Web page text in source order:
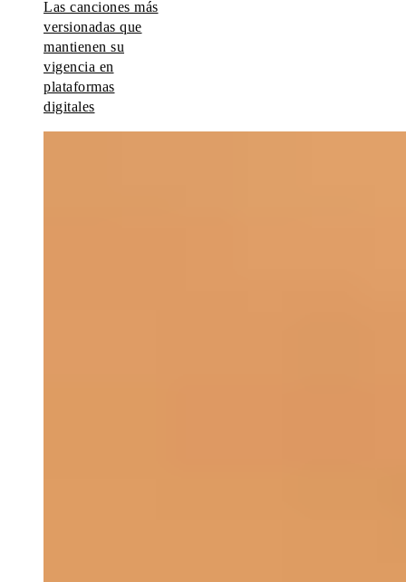
Las canciones más
versionadas que
mantienen su
vigencia en
plataformas
digitales